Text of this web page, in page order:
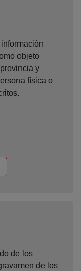
objeto
y
física o
de los
de los